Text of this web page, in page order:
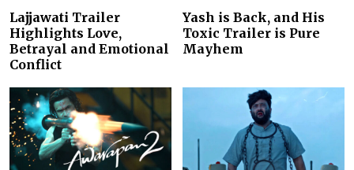
Lajjawati Trailer
Highlights Love,
Betrayal and Emotional
Conflict
Yash is Back, and His
Toxic Trailer is Pure
Mayhem